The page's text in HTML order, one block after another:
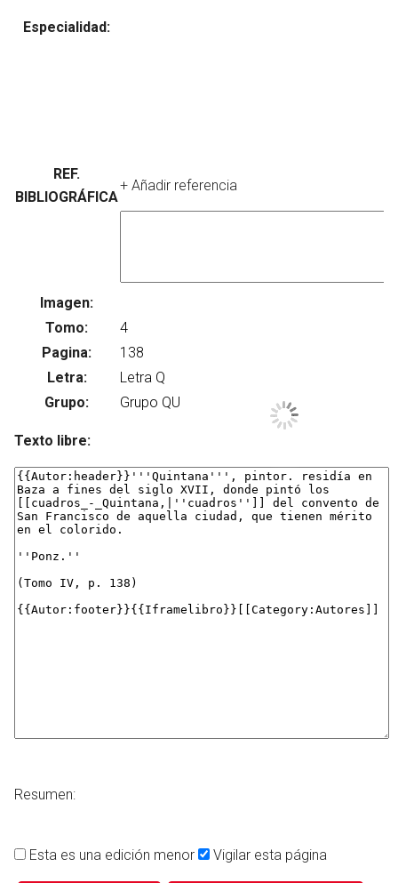
Especialidad:
REF.
BIBLIOGRÁFICA
+ Añadir referencia
Imagen:
Tomo:
Pagina:
Letra:
Grupo:
Texto libre:
Resumen:
Esta es una edición menor Vigilar esta página